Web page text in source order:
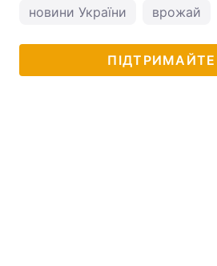
новини України врожай